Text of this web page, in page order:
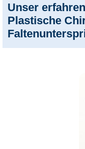
Unser
Plastische